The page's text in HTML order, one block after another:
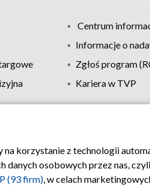
Centrum
Informacje o
Zgłoś program
Kariera w TVP
prywatności Moje
korzystanie z technologii
osobowych przez nas,
(93 firm), w celach